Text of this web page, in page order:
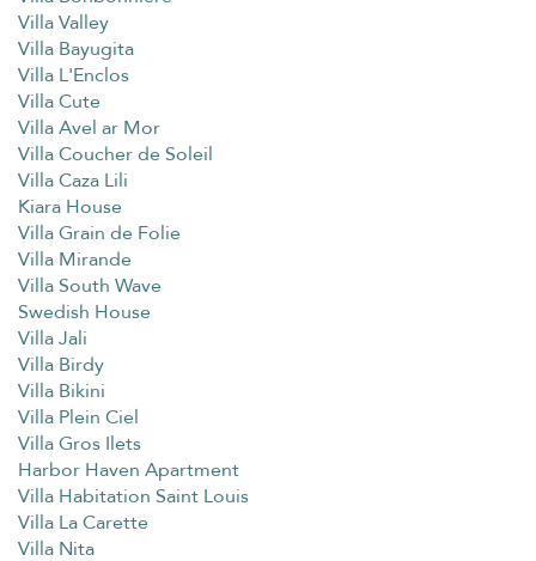
Villa Valley
Villa Bayugita
Villa L'Enclos
Villa Cute
Villa Avel ar Mor
Villa Coucher de Soleil
Villa Caza Lili
Kiara House
Villa Grain de Folie
Villa Mirande
Villa South Wave
Swedish House
Villa Jali
Villa Birdy
Villa Bikini
Villa Plein Ciel
Villa Gros Ilets
Harbor Haven Apartment
Villa Habitation Saint Louis
Villa La Carette
Villa Nita